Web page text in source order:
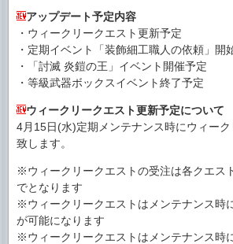
アップデート予定内容
・ウィークリークエスト更新予定
・定期イベント「装飾細工職人の依頼」開
・「討滅 炎鎧の王」イベント開催予定
・等級武器ボックスイベント終了予定
ウィークリークエスト更新予定について
4月15日(水)定期メンテナンス時にウィー
致します。
※ウィークリークエストの受注は各クエス
でとなります
※ウィークリークエストはメンテナンス時
が可能になります
※ウィークリークエストはメンテナンス時